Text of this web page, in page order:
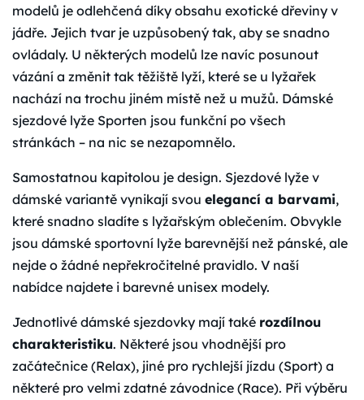
modelů je odlehčená díky obsahu exotické dřeviny v
jádře. Jejich tvar je uzpůsobený tak, aby se snadno
ovládaly. U některých modelů lze navíc posunout
vázání a změnit tak těžiště lyží, které se u lyžařek
nachází na trochu jiném místě než u mužů. Dámské
sjezdové lyže Sporten jsou funkční po všech
stránkách – na nic se nezapomnělo.
Samostatnou kapitolou je design. Sjezdové lyže v
dámské variantě vynikají svou elegancí a barvami,
které snadno sladíte s lyžařským oblečením. Obvykle
jsou dámské sportovní lyže barevnější než pánské, ale
nejde o žádné nepřekročitelné pravidlo. V naší
nabídce najdete i barevné unisex modely.
Jednotlivé dámské sjezdovky mají také rozdílnou
charakteristiku. Některé jsou vhodnější pro
začátečnice (Relax), jiné pro rychlejší jízdu (Sport) a
některé pro velmi zdatné závodnice (Race). Při výběru